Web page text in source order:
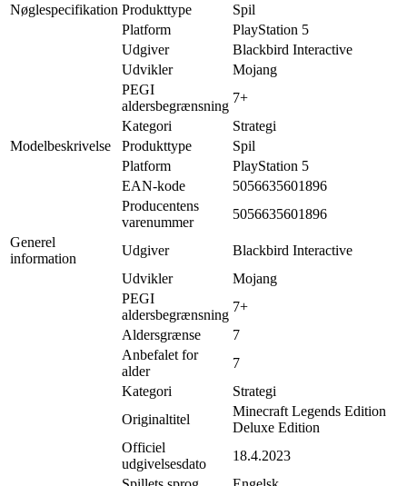
Nøglespecifikation Produkttype
Spil
Platform
PlayStation 5
Udgiver
Blackbird Interactive
Udvikler
Mojang
PEGI
aldersbegrænsning
7+
Kategori
Strategi
Modelbeskrivelse
Produkttype
Spil
Platform
PlayStation 5
EAN-kode
5056635601896
Producentens
varenummer
5056635601896
Generel
information
Udgiver
Blackbird Interactive
Udvikler
Mojang
PEGI
aldersbegrænsning
7+
Aldersgrænse
7
Anbefalet for
alder
7
Kategori
Strategi
Originaltitel
Minecraft Legends Edition
Deluxe Edition
Officiel
udgivelsesdato
18.4.2023